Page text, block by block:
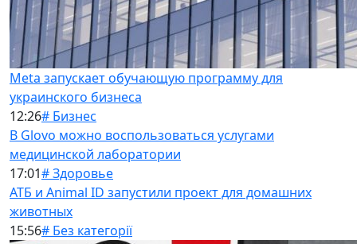
Meta запускает обучающую программу для
украинского бизнеса
12:26# Бизнес
В Glovo можно воспользоваться услугами
медицинской лаборатории
17:01# Здоровье
АТБ и Animal ID запустили проект для домашних
животных
15:56# Без категорії